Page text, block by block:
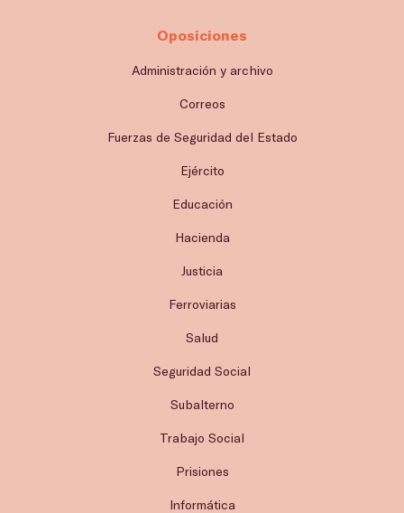
Oposiciones
Administración y archivo
Correos
Fuerzas de Seguridad del Estado
Ejército
Educación
Hacienda
Justicia
Ferroviarias
Salud
Seguridad Social
Subalterno
Trabajo Social
Prisiones
Informática